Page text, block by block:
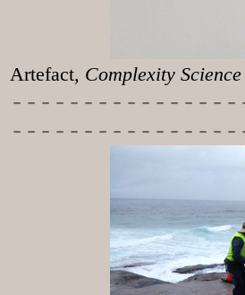
Artefact, Complexity
-----------